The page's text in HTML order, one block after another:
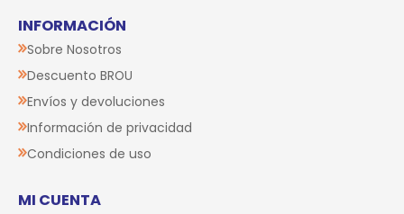
INFORMACIÓN
Sobre Nosotros
Descuento BROU
Envíos y devoluciones
Información de privacidad
Condiciones de uso
MI CUENTA